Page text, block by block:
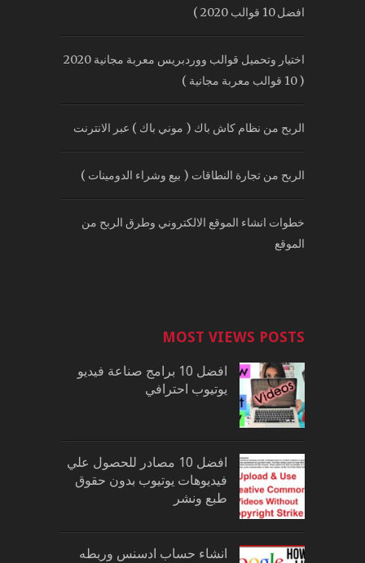
افضل 10 قوالب 2020 )
اختيار وتحميل قوالب ووردبريس معربة مجانية 2020
( 10 قوالب معربة مجانية )
الربح من نظام كاش باك ( موني باك ) عبر الانترنت
الربح من تجارة النطاقات ( بيع وشراء الدومينات )
خطوات انشاء الموقع الالكتروني وطرق الربح من
الموقع
MOST VIEWS POSTS
افضل 10 برامج صناعة فيديو
يوتيوب احترافي
افضل 10 مصادر للحصول علي
فيديوهات يوتيوب بدون حقوق
طبع ونشر
انشاء حساب ادسنس وربطه